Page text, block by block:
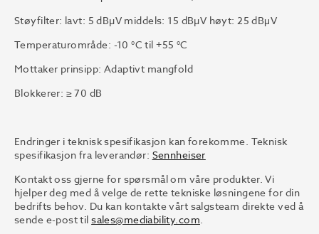
Støyfilter: lavt: 5 dBµV middels: 15 dBµV høyt: 25 dBμV
Temperaturområde: -10 °C til +55 °C
Mottaker prinsipp: Adaptivt mangfold
Blokkerer: ≥ 70 dB
Endringer i teknisk spesifikasjon kan forekomme. Teknisk
spesifikasjon fra leverandør: Sennheiser
Kontakt oss gjerne for spørsmål om våre produkter. Vi
hjelper deg med å velge de rette tekniske løsningene for din
bedrifts behov. Du kan kontakte vårt salgsteam direkte ved å
sende e-post tilsales@mediability.com